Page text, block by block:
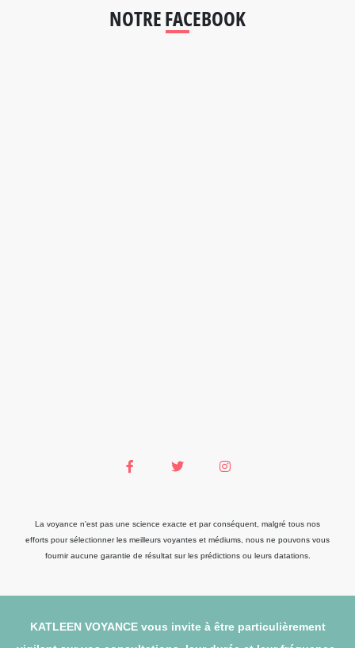
NOTRE FACEBOOK
La voyance n'est pas une science exacte et par conséquent, malgré tous nos
efforts pour sélectionner les meilleurs voyantes et médiums, nous ne pouvons vous
fournir aucune garantie de résultat sur les prédictions ou leurs datations.
KATLEEN VOYANCE vous invite à être particulièrement